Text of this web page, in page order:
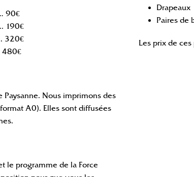
90€
190€
Nous imprimons des
A0). Elles sont diffusées
le programme de la Force
Drapeaux
Paires de
Les prix de